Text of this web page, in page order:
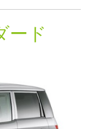
ード